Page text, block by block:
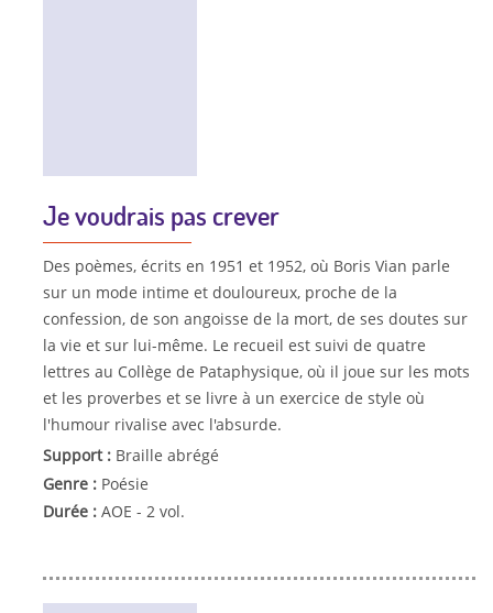
Je voudrais pas crever
Des poèmes, écrits en 1951 et 1952, où Boris Vian parle
sur un mode intime et douloureux, proche de la
confession, de son angoisse de la mort, de ses doutes sur
la vie et sur lui-même. Le recueil est suivi de quatre
lettres au Collège de Pataphysique, où il joue sur les mots
et les proverbes et se livre à un exercice de style où
l'humour rivalise avec l'absurde.
Support : Braille abrégé
Genre : Poésie
Durée : AOE - 2 vol.